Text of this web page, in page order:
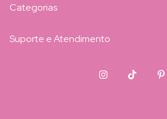
Categorias
Suporte e Atendimento